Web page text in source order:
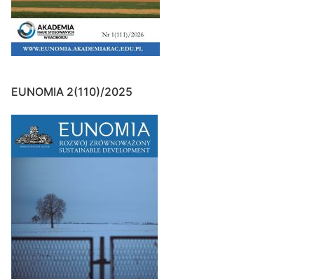
EUNOMIA 2(110)/2025